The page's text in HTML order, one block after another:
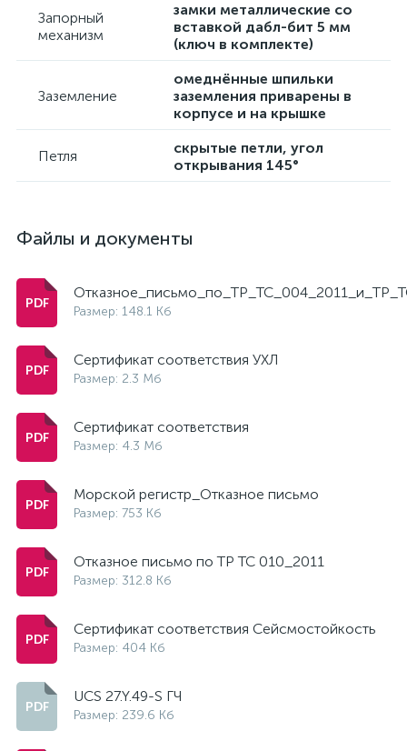
Запорный
механизм
замки металлические со
вставкой дабл-бит 5 мм
(ключ в комплекте)
Заземление
омеднённые шпильки
заземления приварены в
корпусе и на крышке
Петля
скрытые петли, угол
открывания 145°
Файлы и документы
Размер: 148.1 Кб
Сертификат соответствия УХЛ
Размер: 2.3 Мб
Сертификат соответствия
Размер: 4.3 Мб
Морской регистр_Отказное письмо
Размер: 753 Кб
Отказное письмо по ТР ТС 010_2011
Размер: 312.8 Кб
Сертификат соответствия Сейсмостойкость
Размер: 404 Кб
UCS 27.Y.49-S ГЧ
Размер: 239.6 Кб